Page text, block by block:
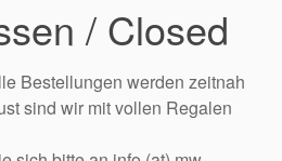
/ Closed
Bestellungen werden zeitnah
sind wir mit vollen Regalen